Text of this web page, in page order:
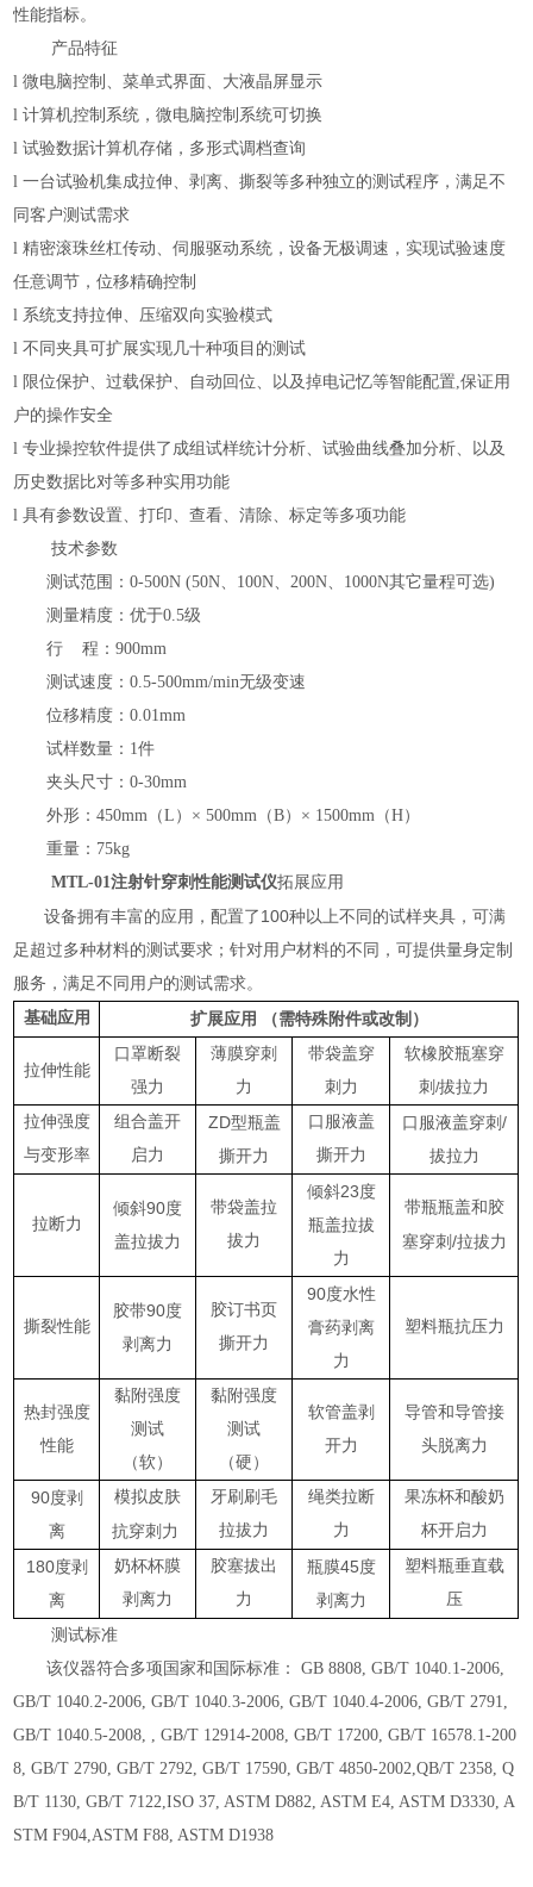
性能指标。
产品特征
l微电脑控制、菜单式界面、大液晶屏显示
l计算机控制系统，微电脑控制系统可切换
l试验数据计算机存储，多形式调档查询
l一台试验机集成拉伸、剥离、撕裂等多种独立的测试程序，满足不
同客户测试需求
l精密滚珠丝杠传动、伺服驱动系统，设备无极调速，实现试验速度
任意调节，位移精确控制
l 系统支持拉伸、压缩双向实验模式
l不同夹具可扩展实现几十种项目的测试
l 限位保护、过载保护、自动回位、以及掉电记忆等智能配置,保证用
户的操作安全
l专业操控软件提供了成组试样统计分析、试验曲线叠加分析、以及
历史数据比对等多种实用功能
l具有参数设置、打印、查看、清除、标定等多项功能
技术参数
测试范围：0-500N (50N、 100N、200N、 1000N其它量程可选)
测量精度：优于0.5级
行
程：900mm
测试速度：0.5-500mm/min无级变速
位移精度：0.01mm
试样数量： 1件
夹头尺寸：0-30mm
外形：450mm（L）× 500mm（B）× 1500mm（H）
重量： 75kg
MTL-01注射针穿刺性能测试仪拓展应用
设备拥有丰富的应用，配置了 100种以上不同的试样夹具，可满
足超过多种材料的测试要求；针对用户材料的不同，可提供量身定制
服务，满足不同用户的测试需求。
基础应用
扩展应用 （需特殊附件或改制）
拉伸性能
口罩断裂
强力
薄膜穿刺
力
带袋盖穿
刺力
软橡胶瓶塞穿
刺/拔拉力
拉伸强度
与变形率
组合盖开
启力
ZD型瓶盖
撕开力
口服液盖
撕开力
口服液盖穿刺 /
拔拉力
拉断力
倾斜90度
盖拉拔力
带袋盖拉
拔力
倾斜23度
瓶盖拉拔
力
带瓶瓶盖和胶
塞穿刺 /拉拔力
撕裂性能
胶带90度
剥离力
胶订书页
撕开力
90度水性
膏药剥离
力
塑料瓶抗压力
热封强度
性能
黏附强度
测试
（软）
黏附强度
测试
（硬）
软管盖剥
开力
导管和导管接
头脱离力
90度剥
离
模拟皮肤
抗穿刺力
牙刷刷毛
拉拔力
绳类拉断
力
果冻杯和酸奶
杯开启力
180度剥
离
奶杯杯膜
剥离力
胶塞拔出
力
瓶膜45度
剥离力
塑料瓶垂直载
压
测试标准
该仪器符合多项国家和国际标准：
GB 8808, GB/T 1040.1-2006,
GB/T 1040.2-2006, GB/T 1040.3-2006, GB/T 1040.4-2006, GB/T 2791,
GB/T 1040.5-2008, , GB/T 12914-2008, GB/T 17200, GB/T 16578.1-200
8, GB/T 2790, GB/T 2792, GB/T 17590, GB/T 4850-2002,QB/T 2358, Q
B/T 1130, GB/T 7122,ISO 37, ASTM D882, ASTM E4, ASTM D3330, A
STM F904,ASTM F88, ASTM D1938